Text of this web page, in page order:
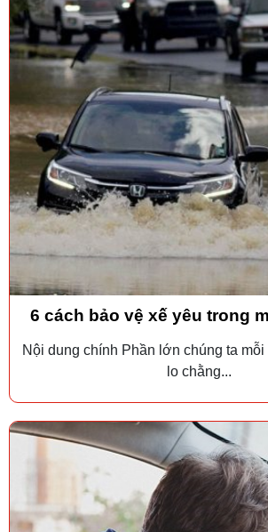
6 cách bảo vệ xế yêu trong
Nội dung chính Phần lớn chúng ta
lo chằng...